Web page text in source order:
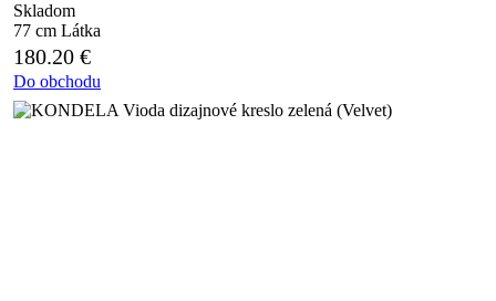
Skladom
77 cm Látka
180.20 €
Do obchodu